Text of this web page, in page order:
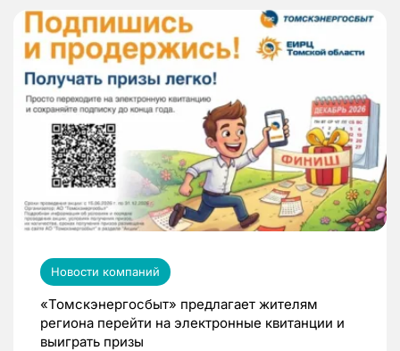
Новости компаний
«Томскэнергосбыт» предлагает жителям
региона перейти на электронные квитанции и
выиграть призы